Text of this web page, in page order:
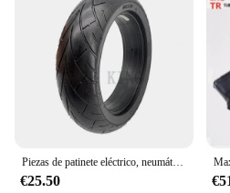
€25.50